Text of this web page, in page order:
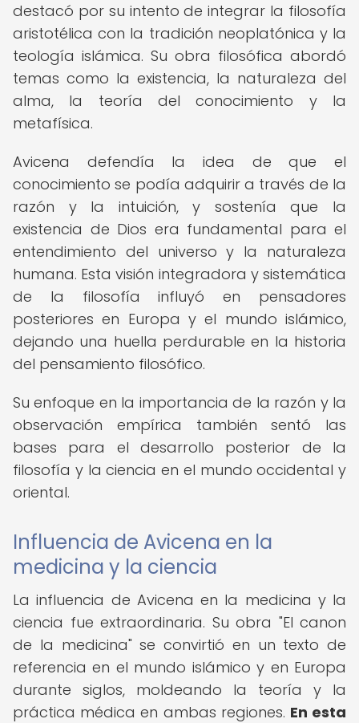
destacó por su intento de integrar la filosofía
aristotélica con la tradición neoplatónica y la
teología islámica. Su obra filosófica abordó
temas como la existencia, la naturaleza del
alma, la teoría del conocimiento y la
metafísica.
Avicena defendía la idea de que el
conocimiento se podía adquirir a través de la
razón y la intuición, y sostenía que la
existencia de Dios era fundamental para el
entendimiento del universo y la naturaleza
humana. Esta visión integradora y sistemática
de la filosofía influyó en pensadores
posteriores en Europa y el mundo islámico,
dejando una huella perdurable en la historia
del pensamiento filosófico.
Su enfoque en la importancia de la razón y la
observación empírica también sentó las
bases para el desarrollo posterior de la
filosofía y la ciencia en el mundo occidental y
oriental.
Influencia de Avicena en la
medicina y la ciencia
La influencia de Avicena en la medicina y la
ciencia fue extraordinaria. Su obra "El canon
de la medicina" se convirtió en un texto de
referencia en el mundo islámico y en Europa
durante siglos, moldeando la teoría y la
práctica médica en ambas regiones. En esta